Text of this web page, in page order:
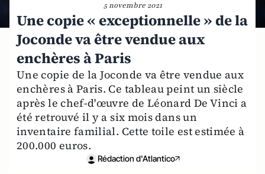
5 novembre 2021
Une copie « exceptionnelle » de la
Joconde va être vendue aux
enchères à Paris
Une copie de la Joconde va être vendue aux
enchères à Paris. Ce tableau peint un siècle
après le chef-d'œuvre de Léonard De Vinci a
été retrouvé il y a six mois dans un
inventaire familial. Cette toile est estimée à
200.000 euros.
Rédaction d'Atlantico